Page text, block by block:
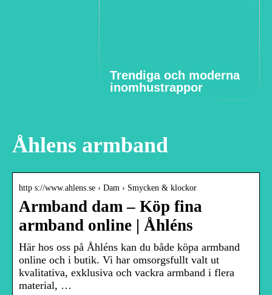
Trendiga och moderna
inomhustrappor
Åhlens armband
http s://www.ahlens.se › Dam › Smycken & klockor
Armband dam – Köp fina
armband online | Åhléns
Här hos oss på Åhléns kan du både köpa armband
online och i butik. Vi har omsorgsfullt valt ut
kvalitativa, exklusiva och vackra armband i flera
material, …